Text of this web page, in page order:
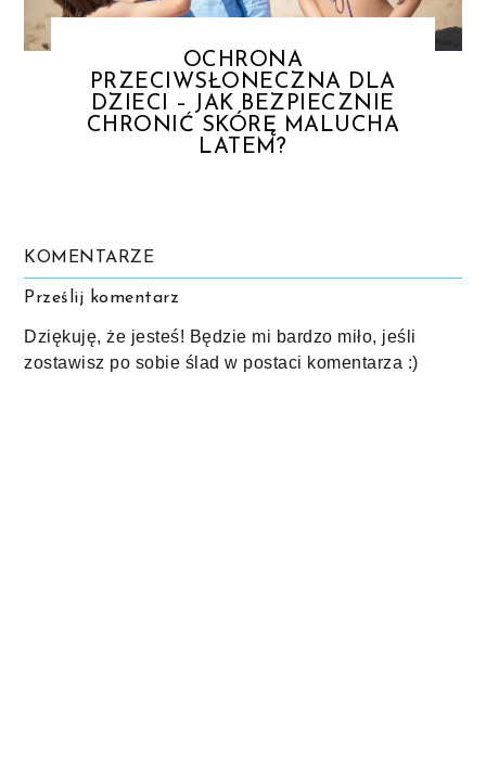
OCHRONA
PRZECIWSŁONECZNA DLA
DZIECI – JAK BEZPIECZNIE
CHRONIĆ SKÓRĘ MALUCHA
LATEM?
KOMENTARZE
Prześlij komentarz
Dziękuję, że jesteś! Będzie mi bardzo miło, jeśli
zostawisz po sobie ślad w postaci komentarza :)